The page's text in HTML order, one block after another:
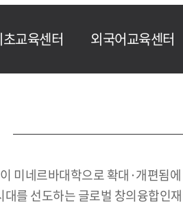
교육센터 외국어교육센터
미네르바대학으로 확대·개편됨
를 선도하는 글로벌 창의융합인